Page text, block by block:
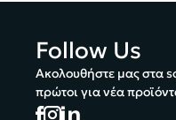
Follow Us
Ακολουθήστε μας στα
πρώτοι για νέα